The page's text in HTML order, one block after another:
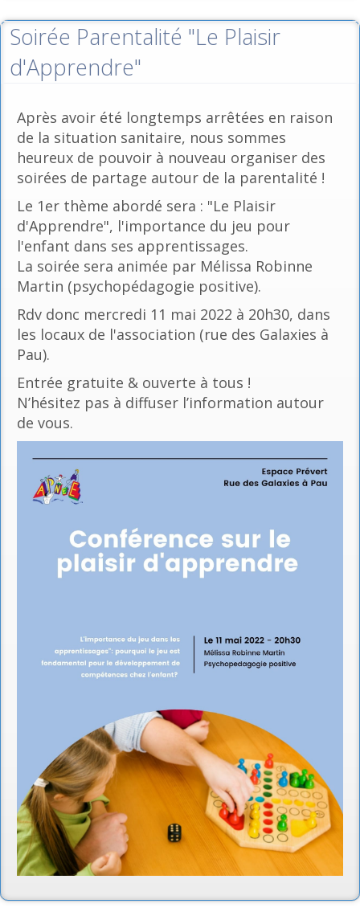
Soirée Parentalité "Le Plaisir
d'Apprendre"
Après avoir été longtemps arrêtées en raison
de la situation sanitaire, nous sommes
heureux de pouvoir à nouveau organiser des
soirées de partage autour de la parentalité !
Le 1er thème abordé sera : "Le Plaisir
d'Apprendre", l'importance du jeu pour
l'enfant dans ses apprentissages.
La soirée sera animée par Mélissa Robinne
Martin (psychopédagogie positive).
Rdv donc mercredi 11 mai 2022 à 20h30, dans
les locaux de l'association (rue des Galaxies à
Pau).
Entrée gratuite & ouverte à tous !
N’hésitez pas à diffuser l’information autour
de vous.